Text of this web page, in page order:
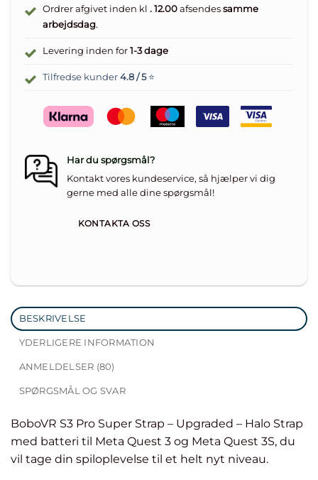
Ordrer afgivet inden kl . 12.00 afsendes samme
arbejdsdag.
Levering inden for 1-3 dage
Tilfredse kunder 4.8 / 5⭐
Har du spørgsmål?
Kontakt vores kundeservice, så hjælper vi dig
gerne med alle dine spørgsmål!
KONTAKTA OSS
BESKRIVELSE
YDERLIGERE INFORMATION
ANMELDELSER (80)
SPØRGSMÅL OG SVAR
BoboVR S3 Pro Super Strap – Upgraded – Halo Strap
med batteri til Meta Quest 3 og Meta Quest 3S, du
vil tage din spiloplevelse til et helt nyt niveau.